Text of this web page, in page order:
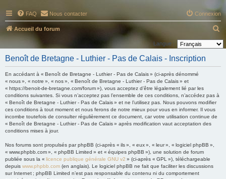
FAQ Nous contacter Connexion
Accueil du forum
e
Langue :
Benoît de Bretagne - Luthier - Pas de Calais - Inscription
En accédant à « Benoît de Bretagne - Luthier - Pas de Calais » (ci-après dénommé
« nous », « notre », « nos », « Benoît de Bretagne - Luthier - Pas de Calais » et
« https://benoit-de-bretagne.com/forum »), vous acceptez d’être légalement lié par les
conditions suivantes. Si vous n’acceptez pas l’ensemble de ces conditions, n’accédez pas à
« Benoît de Bretagne - Luthier - Pas de Calais » et ne l’utilisez pas. Nous pouvons modifier
ces conditions à tout moment et nous ferons de notre mieux pour vous en informer. Il vous
incombe toutefois de consulter régulièrement ce document, car votre utilisation continue de
« Benoît de Bretagne - Luthier - Pas de Calais » après modification vaut acceptation des
conditions mises à jour.
Nos forums sont propulsés par phpBB (ci-après « ils », « eux », « leur », « logiciel phpBB »,
« www.phpbb.com », « phpBB Limited » et « équipes phpBB »), une solution de forum
publiée sous la « licence publique générale GNU v2 » (ci-après « GPL »), téléchargeable
depuis www.phpbb.com (en anglais). Le logiciel phpBB ne fait que faciliter les discussions
sur Internet ; phpBB Limited n’est pas responsable du contenu ni du comportement